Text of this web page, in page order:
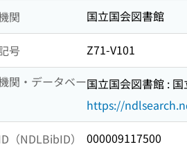
関 国立国会図書館
号
Z71-V101
関・データベー国立国会図書館 :
https://
（NDLBibID）
000009117500